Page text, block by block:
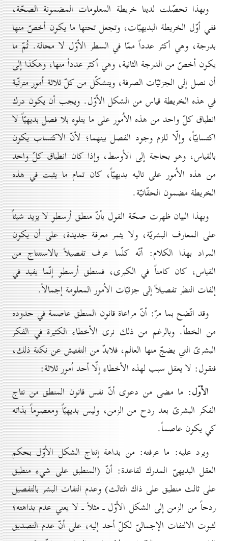
وبهذا تحصّلت لدينا خريطة المعلومات المضمونة الصحّة،
ففي أوّل الخريطة البديهيّات، وتجعل تحتها ما يكون أخصّ منها
بدرجة، وهي أكثر عدداً ممّا في السطر الأوّل لا محالة. ثُمّ ما
يكون أخصّ من الدرجة الثانية، وهي أكثر عدداً منها، وهكذا إلى
أن نصل إلى الجزئيّات الصرفة، ويتشكّل من كلّ ثلاثة اُمور مترتّبة
في هذه الخريطة قياس من الشكل الأوّل. ويجب أن يكون درك
انطباق كلّ واحد من هذه الاُمور على ما يتلوه بلا فصل بديهيّاً لا
اكتسابيّاً، وإلّا للزم وجود الفصل بينهما؛ لأنّ الاكتساب يكون
بالقياس، وهو بحاجة إلى الأوسط، وإذا كان انطباق كلّ واحد
من هذه الاُمور على تاليه بديهيّاً، كان تمام ما يثبت في هذه
الخريطة مضمون الحقّانيّة.
وبهذا البيان ظهرت صحّة القول بأنّ منطق أرسطو لا يزيد شيئاً
على المعارف البشريّة، ولا يثمر معرفة جديدة، على أن يكون
المراد بهذا الكلام: أنّه كلّما عرف تفصيلاً بالاستنتاج من
القياس، كان كامناً في الكبرى، فمنطق أرسطو إنّما يفيد في
إلفات النظر تفصيلاً إلى جزئيّات الاُمور المعلومة إجمالاً.
وقد اتّضح بما مرّ: أنّ مراعاة قانون المنطق عاصمة في حدوده
من الخطأ. وبالرغم من ذلك نرى الأخطاء الكثيرة في الفكر
البشرىّ التي يضجّ منها العالم، فلابدّ من التفتيش عن نكتة ذلك،
فنقول: لا يعقل سبب لهذه الأخطاء إلّا أحد اُمور ثلاثة:
الأوّل: ما مضى من دعوى أنّ نفس قانون المنطق من نتاج
الفكر البشرىّ بعد ردح من الزمن، وليس بديهيّاً ومعصوماً بذاته
كي يكون عاصماً.
ويرد عليه: ما عرفته: من بداهة إنتاج الشكل الأوّل بحكم
العقل البديهىّ المدرك لقاعدة: أنّ (المنطبق على شيء منطبق
على ثالث منطبق على ذاك الثالث) وعدم التفات البشر بالتفصيل
ردحاً من الزمن إلى الشكل الأوّل ـ مثلاً ـ لا يعني عدم بداهته؛
لثبوت الالتفات الإجمالىّ لكلّ أحد إليه، على أنّ عدم التصديق